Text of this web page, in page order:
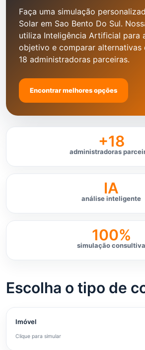
Faça uma simulação
Solar em Sao Bento Do Sul.
utiliza Inteligência Artificial para
objetivo e comparar alternativas
18 administradoras parceiras.
Encontrar melhores opções
+18
administradoras
IA
análise inteligente
100%
simulação consultiva
Escolha o tipo de
Imóvel
Clique para simular